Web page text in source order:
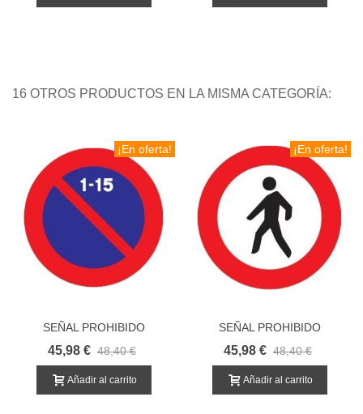
16 OTROS PRODUCTOS EN LA MISMA CATEGORÍA:
¡En oferta!
SEÑAL PROHIBIDO
APARCAR PRIMERA
45,98 € 48,40 €
Añadir al carrito
¡En oferta!
SEÑAL PROHIBIDO
PEATONES
45,98 € 48,40 €
Añadir al carrito